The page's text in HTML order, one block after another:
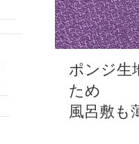
ポンジ生
ため
風呂敷も